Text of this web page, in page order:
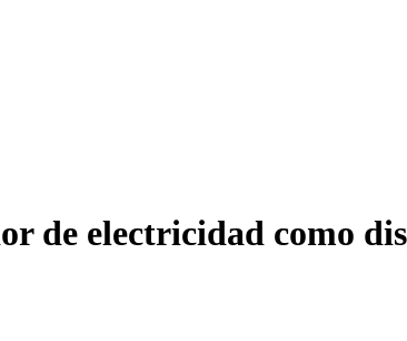
de electricidad como